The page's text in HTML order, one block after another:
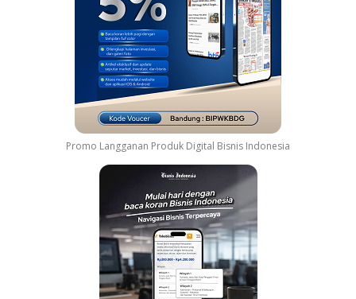
Promo Langganan Produk Digital Bisnis Indonesia